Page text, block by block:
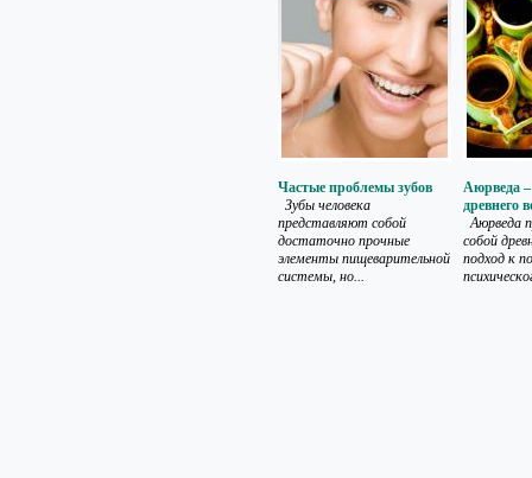
Частые проблемы зубов
Зубы человека
представляют собой
достаточно прочные
элементы пищеварительной
системы, но...
Аюрведа
древнего
Аюрведа
собой
подход к